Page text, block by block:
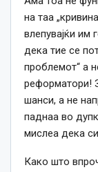
на таа
влепувајќи им
дека тие се
проблемот“ а
реформатори!
шанси, а не
паднаа во
мислеа дека
Како што